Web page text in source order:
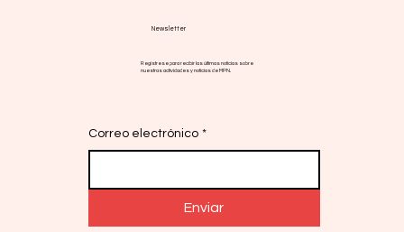
Newsletter
Regístrese para recibir las últimas noticias sobre
nuestras actividades y noticias de MPN.
Correo electrónico *
Enviar